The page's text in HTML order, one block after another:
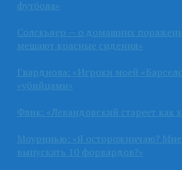
футбола»
Солскьяер — о домашних
мешают красные сидения»
Гвардиола: «Игроки моей
«убийцами»
Флик: «Левандовский стареет как
Моуринью: «Я осторожничаю?
выпускать 10 форвардов?»